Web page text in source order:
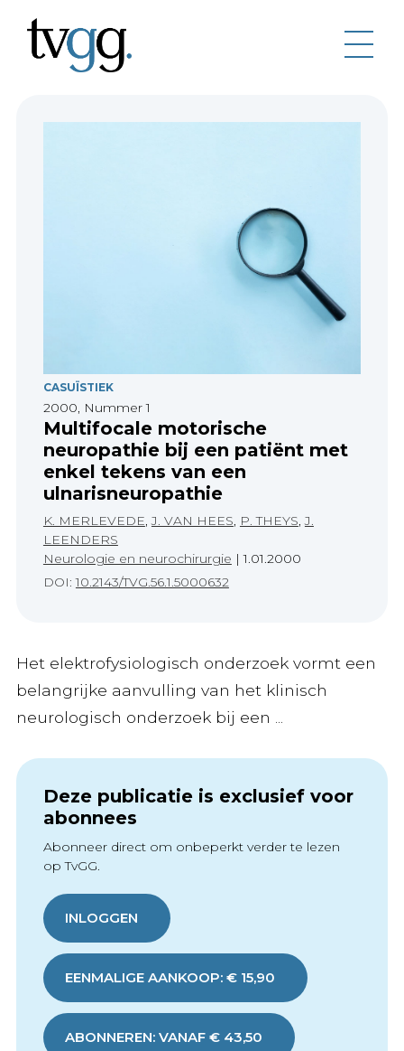
CASUÏSTIEK
2000, Nummer 1
Multifocale motorische
neuropathie bij een patiënt met
enkel tekens van een
ulnarisneuropathie
K. MERLEVEDE,J. VAN HEES, P. THEYS,J.
LEENDERS
Neurologie en neurochirurgie |1.01.2000
DOI:10.2143/TVG.56.1.5000632
Het elektrofysiologisch onderzoek vormt een
belangrijke aanvulling van het klinisch
neurologisch onderzoek bij een ...
Deze publicatie is exclusief voor
abonnees
Abonneer direct om onbeperkt verder te lezen
op TvGG.
INLOGGEN
EENMALIGE AANKOOP: € 15,90
ABONNEREN: VANAF € 43,50